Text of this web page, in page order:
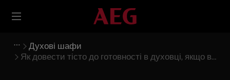
Духові шафи
Як довести тісто до готовності в духовці, якщо в